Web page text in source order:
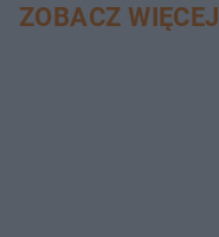
ZOBACZ WIĘCEJ